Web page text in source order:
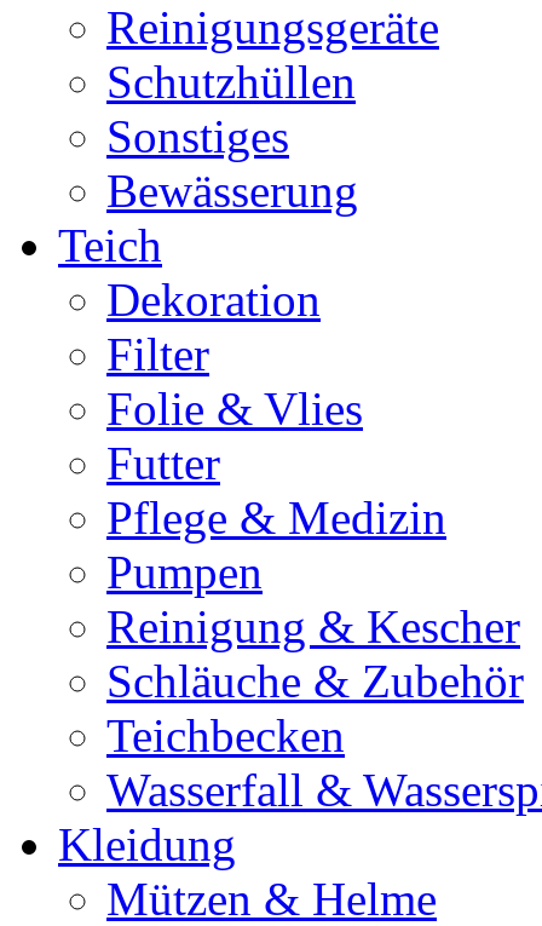
Reinigungsgeräte
Schutzhüllen
Sonstiges
Bewässerung
Teich
Dekoration
Filter
Folie & Vlies
Futter
Pflege & Medizin
Pumpen
Reinigung & Kescher
Schläuche & Zubehör
Teichbecken
Wasserfall &
Kleidung
Mützen & Helme